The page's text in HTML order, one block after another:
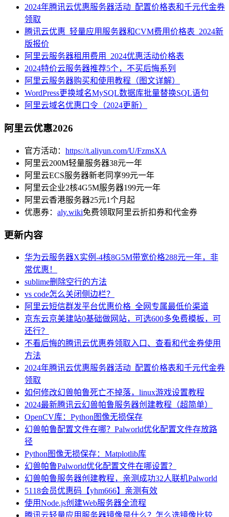
2024年腾讯云优惠服务器活动_配置价格表和千元代金券
领取
腾讯云优惠_轻量应用服务器和CVM费用价格表_2024新
版报价
阿里云服务器租用费用_2024优惠活动价格表
2024特价云服务器推荐5个，不买后悔系列
阿里云服务器购买和使用教程（图文详解）
WordPress更换域名MySQL数据库批量替换SQL语句
阿里云域名优惠口令（2024更新）
阿里云优惠2026
官方活动： https://t.aliyun.com/U/FzmsXA
阿里云200M轻量服务器38元一年
阿里云ECS服务器新老同享99元一年
阿里云企业2核4G5M服务器199元一年
阿里云香港服务器25元1个月起
优惠券： aly.wiki免费领取阿里云折扣券和代金券
更新内容
华为云服务器X实例-4核8G5M带宽价格288元一年，非
常优惠！
sublime删除空行的方法
vs code怎么关闭侧边栏？
阿里云短信群发平台优惠价格_全网专属最低价渠道
京东云京美建站0基础做网站，可选600多免费模板，可
还行？
不看后悔的腾讯云优惠券领取入口、查看和代金券使用
方法
2024年腾讯云优惠服务器活动_配置价格表和千元代金券
领取
如何修改幻兽帕鲁死亡不掉落，linux游戏设置教程
2024最新腾讯云幻兽帕鲁服务器创建教程（超简单）
OpenCV库：Python图像无损保存
幻兽帕鲁配置文件在哪？Palworld优化配置文件存放路
径
Python图像无损保存：Matplotlib库
幻兽帕鲁Palworld优化配置文件在哪设置？
幻兽帕鲁服务器创建教程，亲测成功32人联机Palworld
5118会员优惠码【yhm666】亲测有效
使用Node.js创建Web服务器全流程